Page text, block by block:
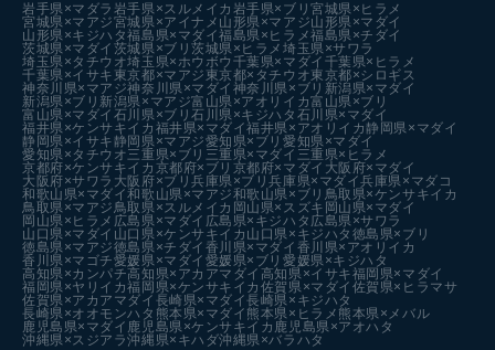
岩手県×マダラ 岩手県×スルメイカ 岩手県×ブリ宮城県×ヒラメ
宮城県×マアジ宮城県×アイナメ 山形県×マアジ山形県×マダイ
山形県×キジハタ福島県×マダイ福島県×ヒラメ福島県×チダイ
茨城県×マダイ 茨城県×ブリ茨城県×ヒラメ埼玉県×サワラ
埼玉県×タチウオ埼玉県×ホウボウ 千葉県×マダイ 千葉県×ヒラメ
千葉県×イサキ 東京都×マアジ 東京都×タチウオ東京都×シロギス
神奈川県×マアジ神奈川県×マダイ 神奈川県×ブリ 新潟県×マダイ
新潟県×ブリ 新潟県×マアジ富山県×アオリイカ富山県×ブリ
富山県×マダイ 石川県×ブリ石川県×キジハタ 石川県×マダイ
福井県×ケンサキイカ 福井県×マダイ福井県×アオリイカ 静岡県×マダイ
静岡県×イサキ 静岡県×マアジ愛知県×ブリ愛知県×マダイ
愛知県×タチウオ三重県×ブリ 三重県×マダイ 三重県×ヒラメ
京都府×ケンサキイカ 京都府×ブリ 京都府×マダイ 大阪府×マダイ
大阪府×サワラ 大阪府×ブリ兵庫県×ブリ兵庫県×マダイ兵庫県×マダコ
和歌山県×マダイ和歌山県×マアジ和歌山県×ブリ 鳥取県×ケンサキイカ
鳥取県×マアジ鳥取県×スルメイカ 岡山県×スズキ 岡山県×マダイ
岡山県×ヒラメ 広島県×マダイ 広島県×キジハタ 広島県×サワラ
山口県×マダイ 山口県×ケンサキイカ 山口県×キジハタ 徳島県×ブリ
徳島県×マアジ徳島県×チダイ 香川県×マダイ 香川県×アオリイカ
香川県×マゴチ愛媛県×マダイ 愛媛県×ブリ愛媛県×キジハタ
高知県×カンパチ高知県×アカアマダイ 高知県×イサキ福岡県×マダイ
福岡県×ヤリイカ福岡県×ケンサキイカ 佐賀県×マダイ 佐賀県×ヒラマサ
佐賀県×アカアマダイ 長崎県×マダイ長崎県×キジハタ
長崎県×オオモンハタ 熊本県×マダイ 熊本県×ヒラメ 熊本県×メバル
鹿児島県×マダイ 鹿児島県×ケンサキイカ 鹿児島県×アオハタ
沖縄県×スジアラ沖縄県×キハダ沖縄県×バラハタ